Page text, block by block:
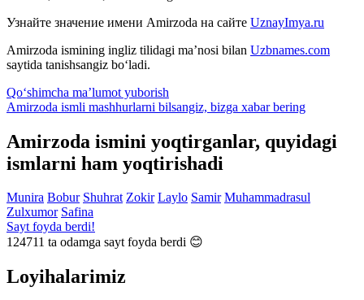
Узнайте значение имени Amirzoda на сайте UznayImya.ru
Amirzoda ismining ingliz tilidagi ma’nosi bilan Uzbnames.com
saytida tanishsangiz bo‘ladi.
Qo‘shimcha ma’lumot yuborish
Amirzoda ismli mashhurlarni bilsangiz, bizga xabar bering
Amirzoda ismini yoqtirganlar, quyidagi
ismlarni ham yoqtirishadi
Munira Bobur Shuhrat Zokir Laylo Samir Muhammadrasul
Zulxumor Safina
Sayt foyda berdi!
124711 ta odamga sayt foyda berdi 😊
Loyihalarimiz